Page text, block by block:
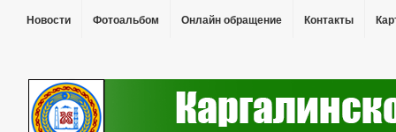
Новости Фотоальбом Онлайн обращение Контакты